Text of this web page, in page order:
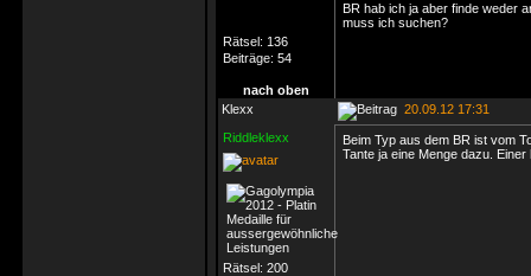
Rätsel: 136
Beiträge: 54
BR hab ich ja aber finde weder
muss ich suchen?
nach oben
Klexx
20.09.12 17:31
Riddleklexx
Rätsel: 200
Beim Typ aus dem BR ist vom
Tante ja eine Menge dazu.